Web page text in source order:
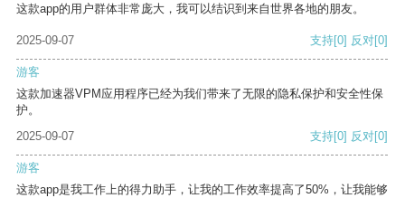
这款app的用户群体非常庞大，我可以结识到来自世界各地的朋友。
2025-09-07 支持[0] 反对[0]
游客
这款加速器VPM应用程序已经为我们带来了无限的隐私保护和安全性保
护。
2025-09-07
支持[0] 反对[0]
游客
这款app是我工作上的得力助手，让我的工作效率提高了50%，让我能够